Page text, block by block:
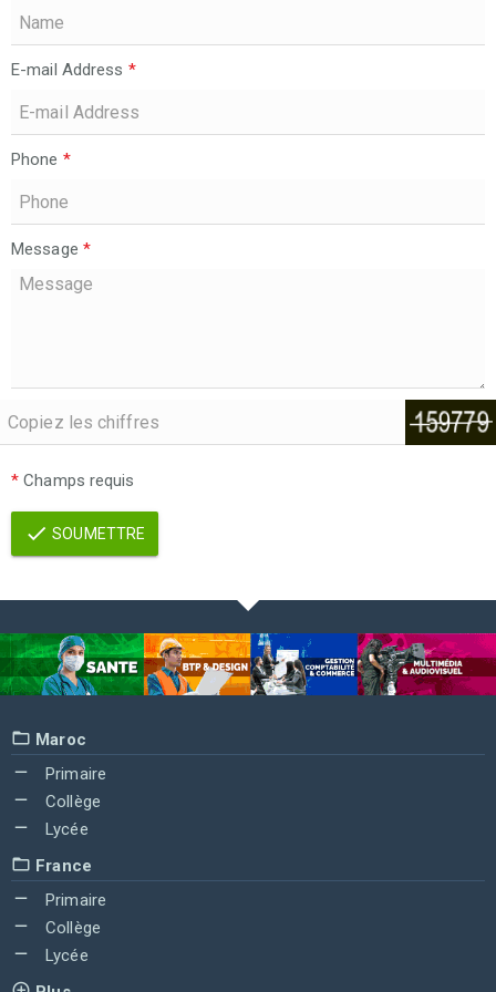
E-mail Address *
Phone *
Message *
* Champs requis
SOUMETTRE
Maroc
Primaire
Collège
Lycée
France
Primaire
Collège
Lycée